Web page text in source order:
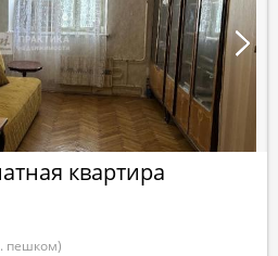
квартира
пешком)